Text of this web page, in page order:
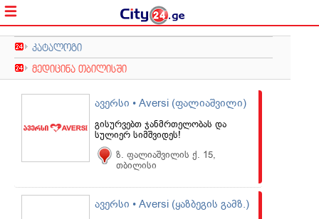
კატალოგი
მედიცინა თბილისში
ავერსი • Aversi (ფალიაშვილი)
გისურვებთ ჯანმრთელობას და
სულიერ სიმშვიდეს!
ზ. ფალიაშვილის ქ. 15,
თბილისი
ავერსი • Aversi (ყაზბეგის გამზ.)